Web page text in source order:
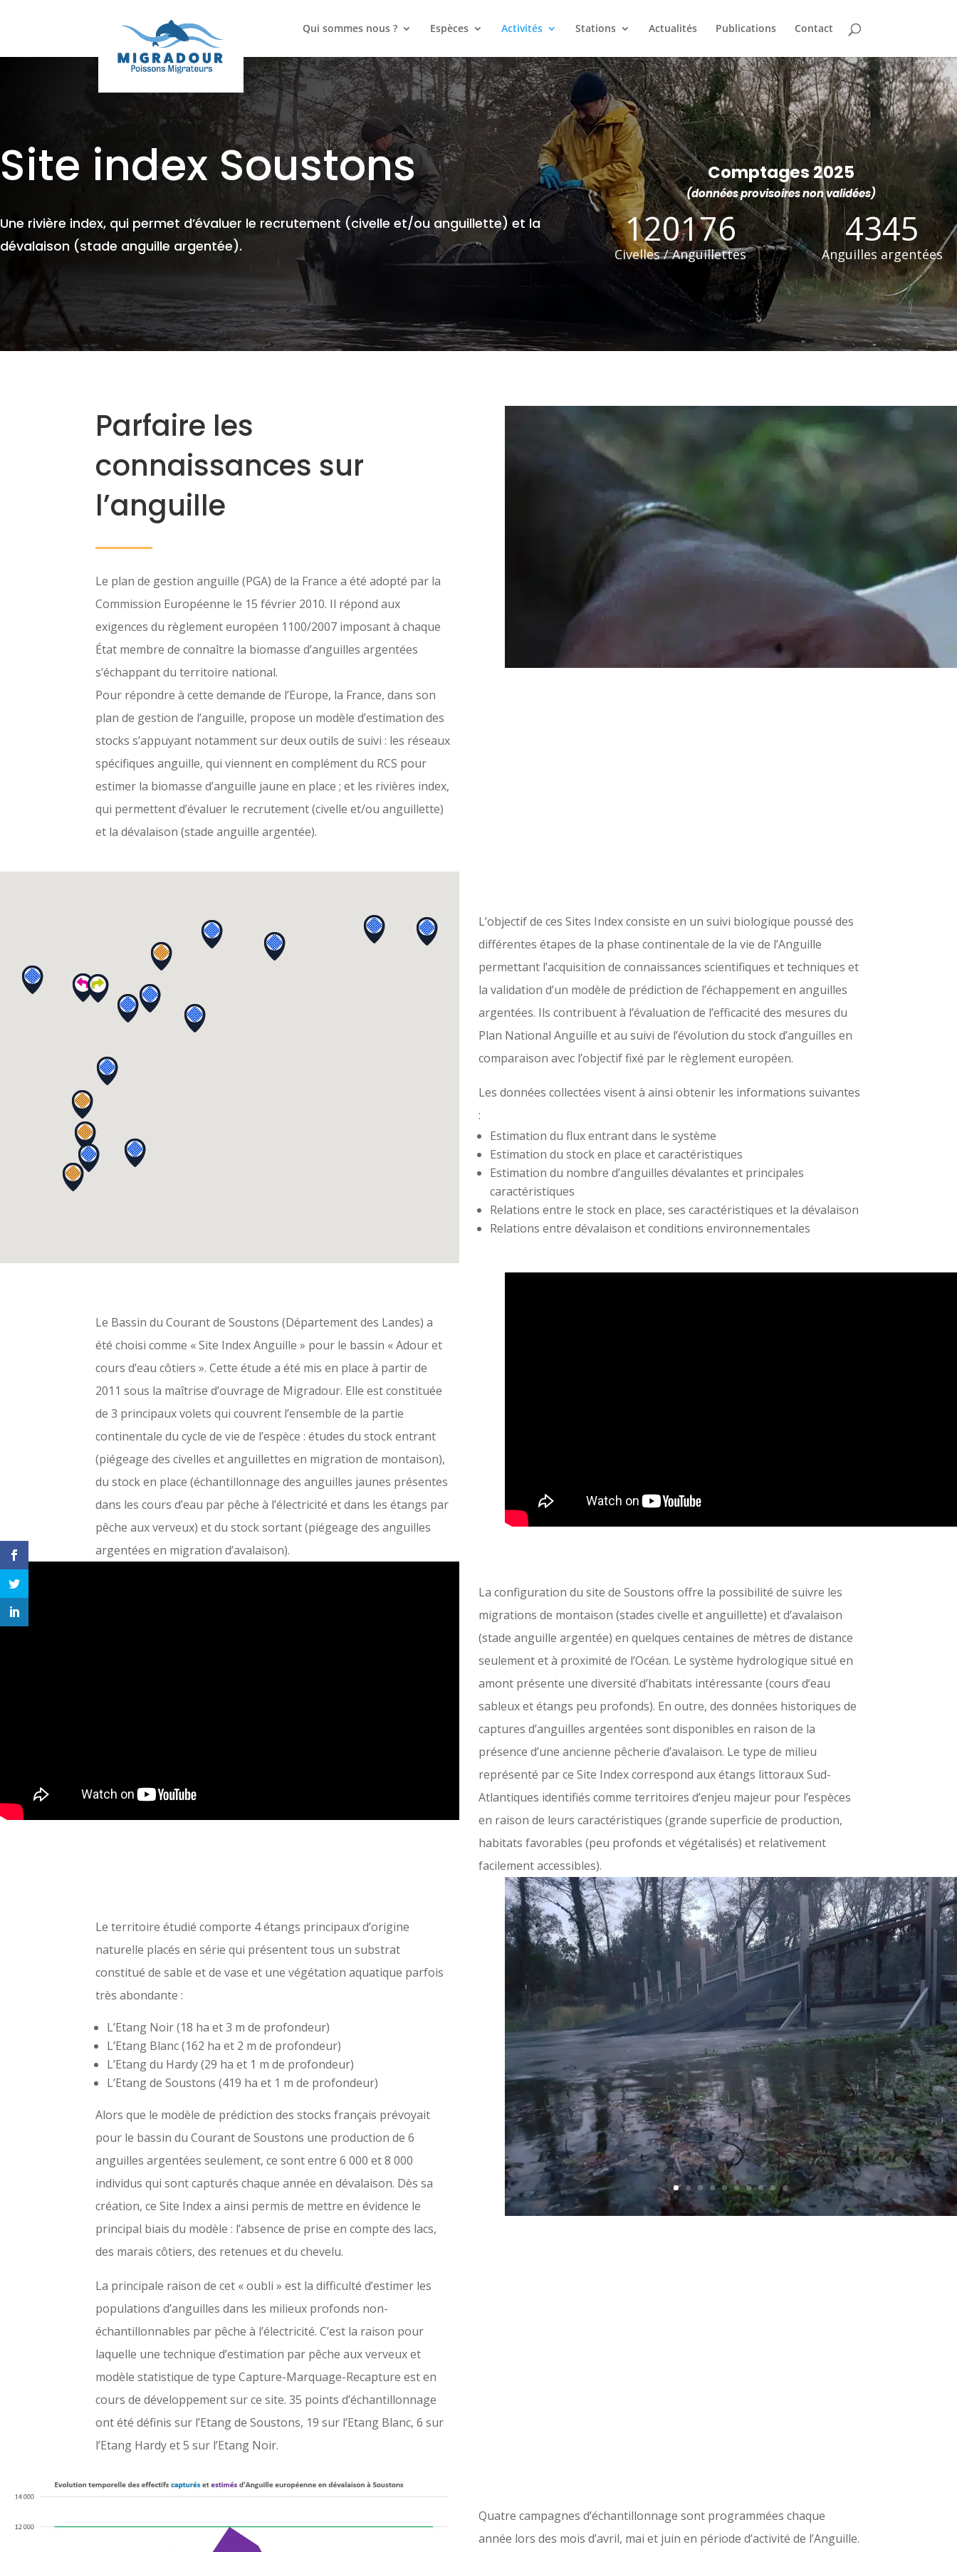
Qui sommes nous ? Espèces Activités Stations Actualités Publications Contact
Site index Soustons Comptages 2025
(données provisoires non validées)
Une rivière index, qui permet d’évaluer le recrutement (civelle et/ou anguillette) et la
dévalaison (stade anguille argentée).
120176
Civelles / Anguillettes
4345
Anguilles argentées
Parfaire les
connaissances sur
l’anguille
Le plan de gestion anguille (PGA) de la France a été adopté par la
Commission Européenne le 15 février 2010. Il répond aux
exigences du règlement européen 1100/2007 imposant à chaque
État membre de connaître la biomasse d’anguilles argentées
s’échappant du territoire national.
Pour répondre à cette demande de l’Europe, la France, dans son
plan de gestion de l’anguille, propose un modèle d’estimation des
stocks s’appuyant notamment sur deux outils de suivi : les réseaux
spécifiques anguille, qui viennent en complément du RCS pour
estimer la biomasse d’anguille jaune en place ; et les rivières index,
qui permettent d’évaluer le recrutement (civelle et/ou anguillette)
et la dévalaison (stade anguille argentée).
L’objectif de ces Sites Index consiste en un suivi biologique poussé des
différentes étapes de la phase continentale de la vie de l’Anguille
permettant l’acquisition de connaissances scientifiques et techniques et
la validation d’un modèle de prédiction de l’échappement en anguilles
argentées. Ils contribuent à l’évaluation de l’efficacité des mesures du
Plan National Anguille et au suivi de l’évolution du stock d’anguilles en
comparaison avec l’objectif fixé par le règlement européen.
Les données collectées visent à ainsi obtenir les informations suivantes
:
Estimation du flux entrant dans le système
Estimation du stock en place et caractéristiques
Estimation du nombre d’anguilles dévalantes et principales
caractéristiques
Relations entre le stock en place, ses caractéristiques et la dévalaison
Relations entre dévalaison et conditions environnementales
Le Bassin du Courant de Soustons (Département des Landes) a
été choisi comme « Site Index Anguille » pour le bassin « Adour et
cours d’eau côtiers ». Cette étude a été mis en place à partir de
2011 sous la maîtrise d’ouvrage de Migradour. Elle est constituée
de 3 principaux volets qui couvrent l’ensemble de la partie
continentale du cycle de vie de l’espèce : études du stock entrant
(piégeage des civelles et anguillettes en migration de montaison),
du stock en place (échantillonnage des anguilles jaunes présentes
dans les cours d’eau par pêche à l’électricité et dans les étangs par
pêche aux verveux) et du stock sortant (piégeage des anguilles
argentées en migration d’avalaison).
La configuration du site de Soustons offre la possibilité de suivre les
migrations de montaison (stades civelle et anguillette) et d’avalaison
(stade anguille argentée) en quelques centaines de mètres de distance
seulement et à proximité de l’Océan. Le système hydrologique situé en
amont présente une diversité d’habitats intéressante (cours d’eau
sableux et étangs peu profonds). En outre, des données historiques de
captures d’anguilles argentées sont disponibles en raison de la
présence d’une ancienne pêcherie d’avalaison. Le type de milieu
représenté par ce Site Index correspond aux étangs littoraux Sud-
Atlantiques identifiés comme territoires d’enjeu majeur pour l’espèces
en raison de leurs caractéristiques (grande superficie de production,
habitats favorables (peu profonds et végétalisés) et relativement
facilement accessibles).
Le territoire étudié comporte 4 étangs principaux d’origine
naturelle placés en série qui présentent tous un substrat
constitué de sable et de vase et une végétation aquatique parfois
très abondante :
L’Etang Noir (18 ha et 3 m de profondeur)
L’Etang Blanc (162 ha et 2 m de profondeur)
L’Etang du Hardy (29 ha et 1 m de profondeur)
L’Etang de Soustons (419 ha et 1 m de profondeur)
Alors que le modèle de prédiction des stocks français prévoyait
pour le bassin du Courant de Soustons une production de 6
anguilles argentées seulement, ce sont entre 6 000 et 8 000
individus qui sont capturés chaque année en dévalaison. Dès sa
création, ce Site Index a ainsi permis de mettre en évidence le
principal biais du modèle : l’absence de prise en compte des lacs,
des marais côtiers, des retenues et du chevelu.
La principale raison de cet « oubli » est la difficulté d’estimer les
populations d’anguilles dans les milieux profonds non-
échantillonnables par pêche à l’électricité. C’est la raison pour
laquelle une technique d’estimation par pêche aux verveux et
modèle statistique de type Capture-Marquage-Recapture est en
cours de développement sur ce site. 35 points d’échantillonnage
ont été définis sur l’Etang de Soustons, 19 sur l’Etang Blanc, 6 sur
l’Etang Hardy et 5 sur l’Etang Noir.
Quatre campagnes d’échantillonnage sont programmées chaque
année lors des mois d’avril, mai et juin en période d’activité de l’Anguille.